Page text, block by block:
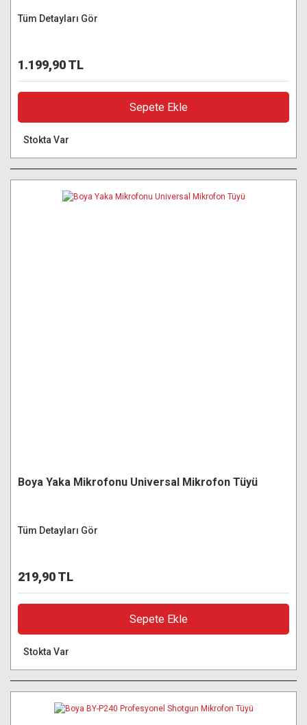
Tüm Detayları Gör
1.199,90 TL
Sepete Ekle
Stokta Var
Boya Yaka Mikrofonu Universal Mikrofon Tüyü
Tüm Detayları Gör
219,90 TL
Sepete Ekle
Stokta Var